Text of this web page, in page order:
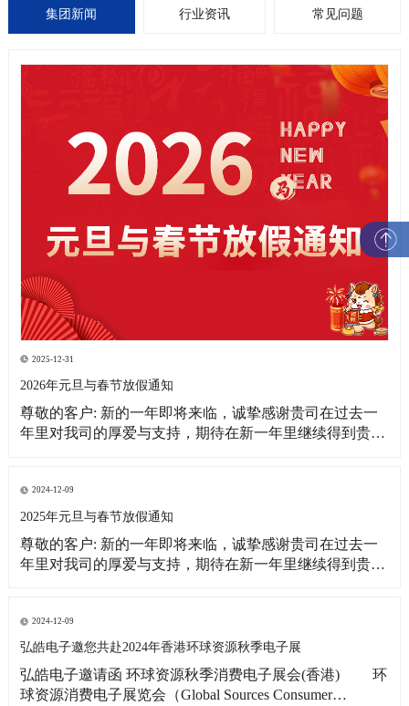
集团新闻 行业资讯 常见问题
2025-12-31
2026年元旦与春节放假通知
尊敬的客户: 新的一年即将来临，诚挚感谢贵司在过去一
年里对我司的厚爱与支持，期待在新一年里继续得到贵司
单需求，提前做好春节期间物料准备工作，现将我司放假
相关事宜通知如下: 1、元旦放假
2024-12-09
2025年元旦与春节放假通知
尊敬的客户: 新的一年即将来临，诚挚感谢贵司在过去一
年里对我司的厚爱与支持，期待在新一年里继续得到贵司
求，提前做好春节期间物料准备工作，现将我司放假相关
事宜通知如下: 1、元旦放假时间：2025
2024-12-09
弘皓电子邀您共赴2024年香港环球资源秋季电子展
弘皓电子邀请函 环球资源秋季消费电子展会(香港) 环
球资源消费电子展览会（Global Sources Consumer